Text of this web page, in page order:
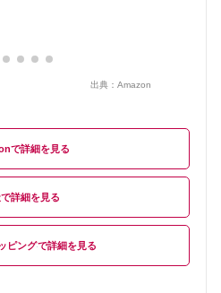
出典： Amazon
ピング